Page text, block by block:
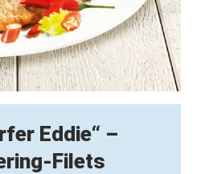
Eddie“ –
Filets